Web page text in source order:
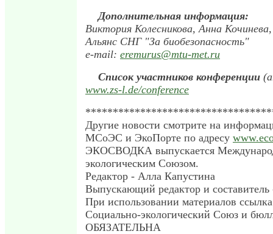
Дополнительная информация:
Виктория Колесникова, Анна Кочинева,
Альянс СНГ "За биобезопасность"
e-mail: eremurus@mtu-met.ru
Список участников конференции
www.zs-l.de/conference
Другие новости смотрите на
МСоЭС и ЭкоПорте по адресу
ЭКОСВОДКА выпускается
экологическим Союзом.
Редактор - Алла Капустина
Выпускающий редактор и
При использовании материалов
Социально-экологический Союз и
ОБЯЗАТЕЛЬНА